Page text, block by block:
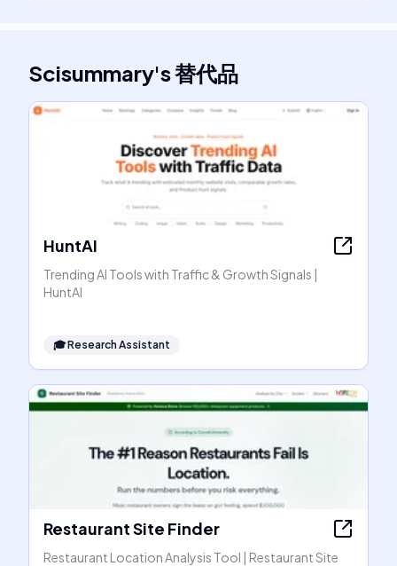
Scisummary's替代品
HuntAI
Trending AI Tools with Traffic & Growth Signals |
HuntAI
🎓Research Assistant
Restaurant Site Finder
Restaurant Location Analysis Tool | Restaurant Site